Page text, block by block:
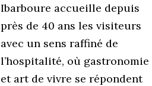
Ibarboure accueille depuis
près de 40 ans les visiteurs
avec un sens raffiné de
l’hospitalité, où gastronomie
et art de vivre se répondent